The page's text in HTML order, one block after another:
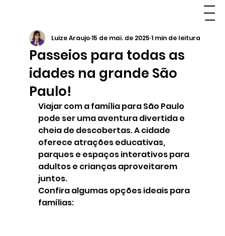
Passeios para todas as
idades na grande São
Paulo!
Luize Araujo15 de mai. de 2025 1 min de leitura
Viajar com a família para São Paulo
pode ser uma aventura divertida e
cheia de descobertas. A cidade
oferece atrações educativas,
parques e espaços interativos para
adultos e crianças aproveitarem
juntos.
Confira algumas opções ideais para
famílias: